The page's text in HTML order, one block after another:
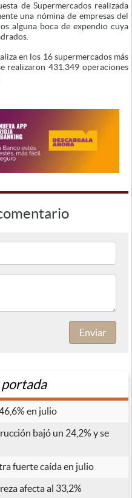
de Supermercados realizada
una nómina de empresas del
alguna boca de expendio cuya
en los 16 supermercados más
realizaron 431.349 operaciones
Enviar
en julio
bajó un 24,2% y se
fuerte caída en julio
afecta al 33,2%